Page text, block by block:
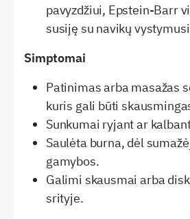
pavyzdžiui, Epstein-Barr
susiję su navikų
Simptomai
Patinimas arba masažas
kuris gali būti
Sunkumai ryjant ar
Saulėta burna, dėl
gamybos.
Galimi skausmai arba
srityje.